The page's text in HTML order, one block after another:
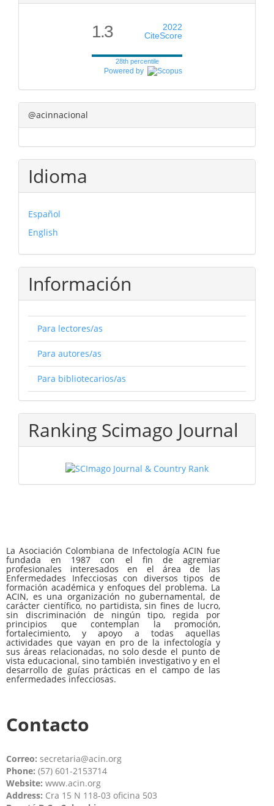
1.3
2022
CiteScore
28th percentile
Powered by
@acinnacional
Idioma
Español
English
Información
Para lectores/as
Para autores/as
Para bibliotecarios/as
Ranking Scimago Journal
La Asociación Colombiana de Infectología ACIN fue
fundada en 1987 con el fin de agremiar
profesionales interesados en el área de las
Enfermedades Infecciosas con diversos tipos de
formación académica y enfoques del problema. La
ACIN, es una organización no gubernamental, de
carácter científico, no partidista, sin fines de lucro,
sin discriminación de ningún tipo, regida por
principios que contemplan la promoción,
fortalecimiento, y apoyo a todas aquellas
actividades que vayan en pro de la infectología y
sus áreas relacionadas, no solo desde el punto de
vista educacional, sino también investigativo y en el
desarrollo de guías prácticas en el campo de las
enfermedades infecciosas.
Contacto
Correo: secretaria@acin.org
Phone: (57) 601-2153714
Website: www.acin.org
Address: Cra 15 N 118-03 oficina 503